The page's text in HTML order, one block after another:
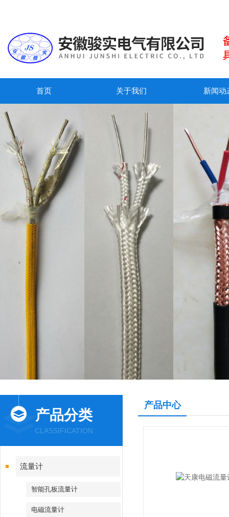
首页 关于我们 新闻动
产品分类
CLASSIFICATION
流量计
智能孔板流量计
电磁流量计
产品中心